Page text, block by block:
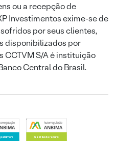
ou a recepção de
Investimentos exime-se de
por seus clientes,
disponibilizados por
CCTVM S/A é instituição
Central do Brasil.